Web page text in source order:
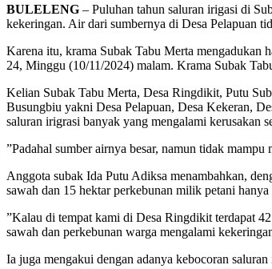
BULELENG – Puluhan tahun saluran irigasi di
kekeringan. Air dari sumbernya di Desa Pelapuan
Karena itu, krama Subak Tabu Merta mengadukan
24, Minggu (10/11/2024) malam. Krama Subak
Kelian Subak Tabu Merta, Desa Ringdikit, Putu
Busungbiu yakni Desa Pelapuan, Desa Kekeran,
saluran irigrasi banyak yang mengalami kerusakan
”Padahal sumber airnya besar, namun tidak
Anggota subak Ida Putu Adiksa menambahkan,
sawah dan 15 hektar perkebunan milik petani
”Kalau di tempat kami di Desa Ringdikit terdapat
sawah dan perkebunan warga mengalami
Ia juga mengakui dengan adanya kebocoran